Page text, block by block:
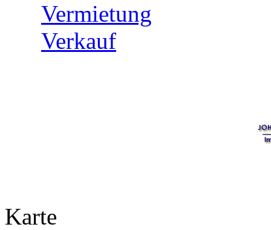
Vermietung
Verkauf
Karte